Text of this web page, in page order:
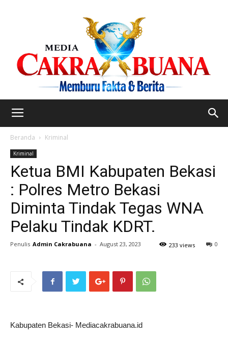
Beranda Kriminal
Kriminal
Ketua BMI Kabupaten Bekasi
: Polres Metro Bekasi
Diminta Tindak Tegas WNA
Pelaku Tindak KDRT.
Penulis Admin Cakrabuana - August 23, 2023 0
233 views
Kabupaten Bekasi- Mediacakrabuana.id